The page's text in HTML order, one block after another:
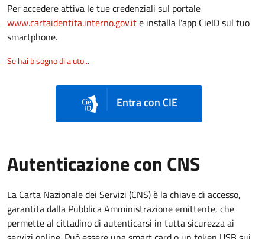
Per accedere attiva le tue credenziali sul portale
www.cartaidentita.interno.gov.ite installa l'app CieID sul tuo
smartphone.
Se hai bisogno di aiuto...
Entra con CIE
Autenticazione con CNS
La Carta Nazionale dei Servizi (CNS) è la chiave di accesso,
garantita dalla Pubblica Amministrazione emittente, che
permette al cittadino di autenticarsi in tutta sicurezza ai